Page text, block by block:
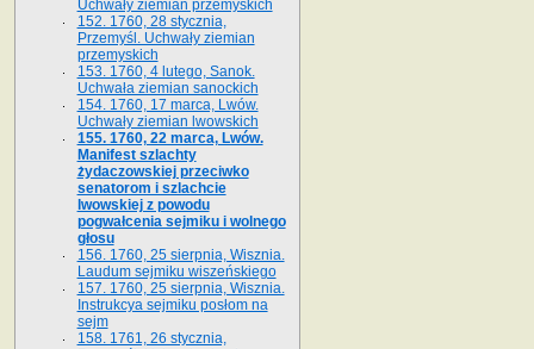
Uchwały ziemian przemyskich
152. 1760, 28 stycznia,
Przemyśl. Uchwały ziemian
przemyskich
153. 1760, 4 lutego, Sanok.
Uchwała ziemian sanockich
154. 1760, 17 marca, Lwów.
Uchwały ziemian lwowskich
155. 1760, 22 marca, Lwów.
Manifest szlachty
żydaczowskiej przeciwko
senatorom i szlachcie
lwowskiej z po­wodu
pogwałcenia sejmiku i wolnego
głosu
156. 1760, 25 sierpnia, Wisznia.
Laudum sejmiku wiszeńskiego
157. 1760, 25 sierpnia, Wisznia.
Instrukcya sejmiku posłom na
sejm
158. 1761, 26 stycznia,